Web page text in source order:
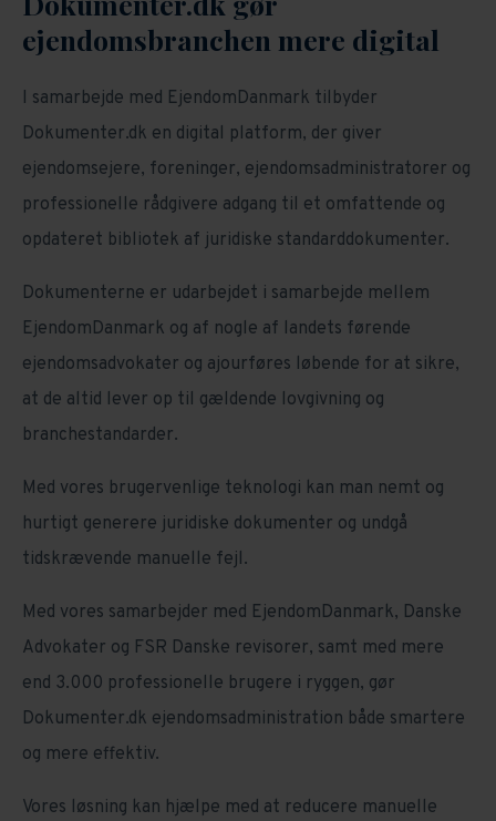
ejendomsbranchen mere digital
I samarbejde med EjendomDanmark tilbyder
Dokumenter.dk en digital platform, der giver
ejendomsejere, foreninger, ejendomsadministratorer og
professionelle rådgivere adgang til et omfattende og
opdateret bibliotek af juridiske standarddokumenter.
Dokumenterne er udarbejdet i samarbejde mellem
EjendomDanmark og af nogle af landets førende
ejendomsadvokater og ajourføres løbende for at sikre,
at de altid lever op til gældende lovgivning og
branchestandarder.
Med vores brugervenlige teknologi kan man nemt og
hurtigt generere juridiske dokumenter og undgå
tidskrævende manuelle fejl.
Med vores samarbejder med EjendomDanmark, Danske
Advokater og FSR Danske revisorer, samt med mere
end 3.000 professionelle brugere i ryggen, gør
Dokumenter.dk ejendomsadministration både smartere
og mere effektiv.
Vores løsning kan hjælpe med at reducere manuelle